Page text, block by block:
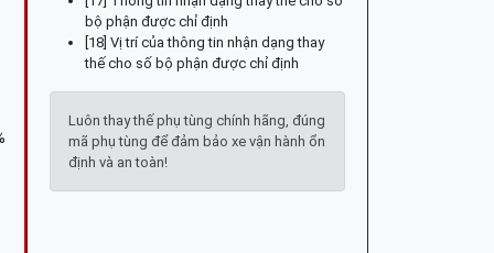
bộ phận được chỉ định
[18] Vị trí của thông tin nhận dạng thay
thế cho số bộ phận được chỉ định
Luôn thay thế phụ tùng chính hãng, đúng
mã phụ tùng để đảm bảo xe vận hành ổn
định và an toàn!